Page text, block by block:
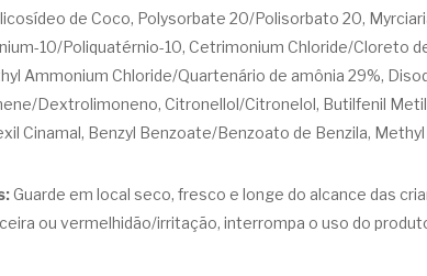
de Coco, Polysorbate 20/Polisorbato 20,
10/Poliquatérnio-10, Cetrimonium Chloride/Cloreto
Ammonium Chloride/Quartenário de amônia 29%,
Dextrolimoneno, Citronellol/Citronelol, Butilfenil
Cinamal, Benzyl Benzoate/Benzoato de Benzila,
Guarde em local seco, fresco e longe do alcance das
ou vermelhidão/irritação, interrompa o uso do